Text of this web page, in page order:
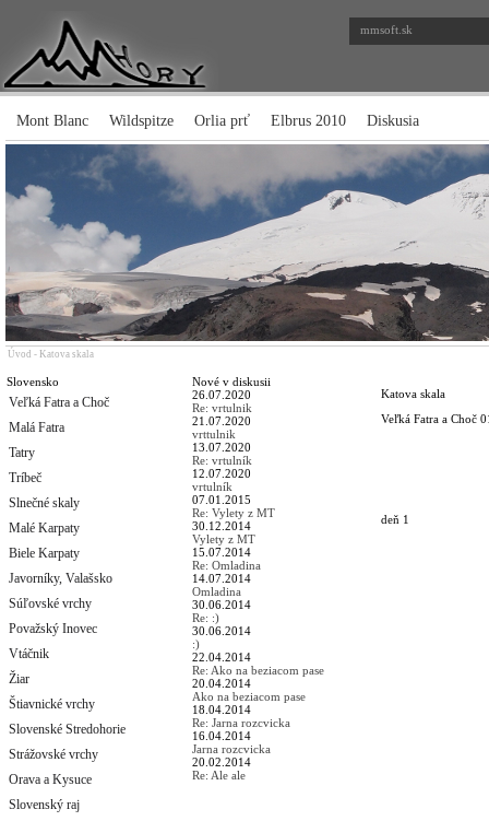
mmsoft.sk
Mont Blanc Wildspitze Orlia prť Elbrus 2010 Diskusia
Úvod - Katova skala
Slovensko
Veľká Fatra a Choč
Malá Fatra
Tatry
Tríbeč
Slnečné skaly
Malé Karpaty
Biele Karpaty
Javorníky, Valašsko
Súľovské vrchy
Považský Inovec
Vtáčnik
Žiar
Štiavnické vrchy
Slovenské Stredohorie
Strážovské vrchy
Orava a Kysuce
Slovenský raj
Nové v diskusii
26.07.2020
Re: vrtulnik
21.07.2020
vrttulnik
13.07.2020
Re: vrtulník
12.07.2020
vrtulník
07.01.2015
Re: Vylety z MT
30.12.2014
Vylety z MT
15.07.2014
Re: Omladina
14.07.2014
Omladina
30.06.2014
Re: :)
30.06.2014
:)
22.04.2014
Re: Ako na beziacom pase
20.04.2014
Ako na beziacom pase
18.04.2014
Re: Jarna rozcvicka
16.04.2014
Jarna rozcvicka
20.02.2014
Re: Ale ale
Katova skala
Veľká Fatra a Choč
deň 1